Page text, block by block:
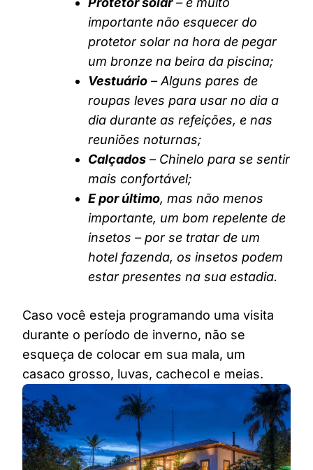
importante não esquecer do
protetor solar na hora de pegar
um bronze na beira da piscina;
Vestuário – Alguns pares de
roupas leves para usar no dia a
dia durante as refeições, e nas
reuniões noturnas;
Calçados – Chinelo para se sentir
mais confortável;
E por último, mas não menos
importante, um bom repelente de
insetos – por se tratar de um
hotel fazenda, os insetos podem
estar presentes na sua estadia.
Caso você esteja programando uma visita
durante o período de inverno, não se
esqueça de colocar em sua mala, um
casaco grosso, luvas, cachecol e meias.